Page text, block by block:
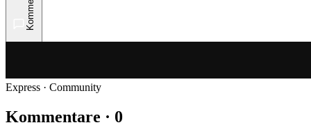
Express · Community
Kommentare · 0